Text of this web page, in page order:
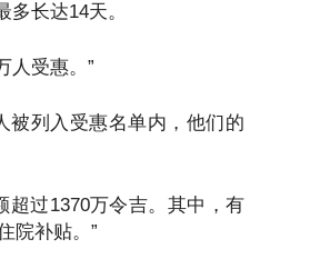
长达14天。
人受惠。”
被列入受惠名单内，他们的
超过1370万令吉。其中，有
院补贴。”